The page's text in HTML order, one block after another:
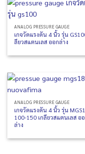
ANALOG PRESSURE GAUGE
เกจวัดแรงดัน 4 นิ้ว รุ่น
ลียวสแตนเลส ออกล่าง
ANALOG PRESSURE GAUGE
เกจวัดแรงดัน 4 นิ้ว รุ่น
100-150 เกลียวสแตนเลส อ
ล่าง